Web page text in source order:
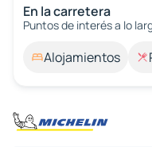
En la carretera
Puntos de interés a lo
Alojamientos